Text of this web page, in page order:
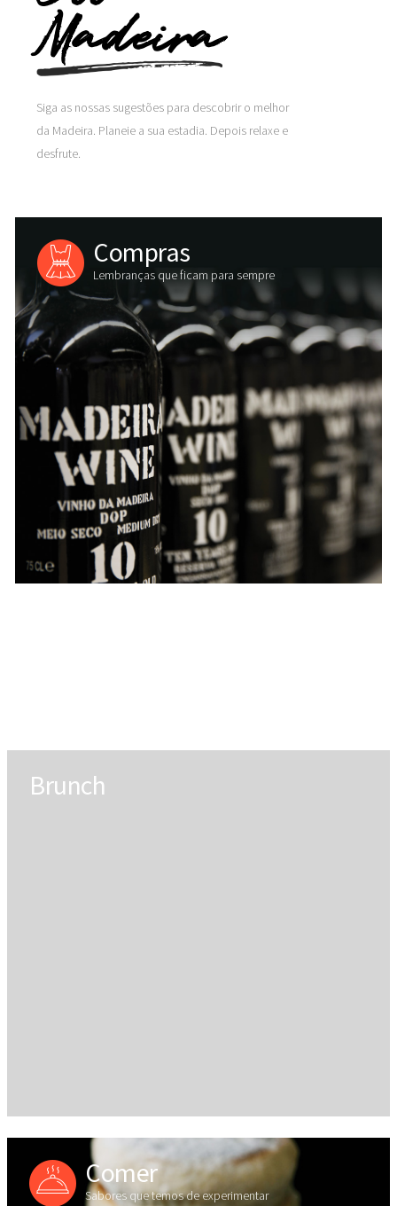
Madeira
Siga as nossas sugestões para descobrir o melhor
da Madeira. Planeie a sua estadia. Depois relaxe e
desfrute.
Compras
Lembranças que ficam para sempre
Brunch
Comer
Sabores que temos de experimentar